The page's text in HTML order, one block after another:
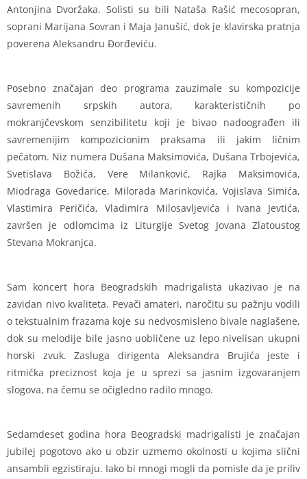
Antonjina Dvoržaka. Solisti su bili Nataša Rašić mecosopran,
soprani Marijana Sovran i Maja Janušić, dok je klavirska pratnja
poverena Aleksandru Đorđeviću.
Posebno značajan deo programa zauzimale su kompozicije
savremenih srpskih autora, karakterističnih po
mokranjčevskom senzibilitetu koji je bivao nadoograđen ili
savremenijim kompozicionim praksama ili jakim ličnim
pečatom. Niz numera Dušana Maksimovića, Dušana Trbojevića,
Svetislava Božića, Vere Milanković, Rajka Maksimovića,
Miodraga Govedarice, Milorada Marinkovića, Vojislava Simića,
Vlastimira Peričića, Vladimira Milosavljevića i Ivana Jevtića,
završen je odlomcima iz Liturgije Svetog Jovana Zlatoustog
Stevana Mokranjca.
Sam koncert hora Beogradskih madrigalista ukazivao je na
zavidan nivo kvaliteta. Pevači amateri, naročitu su pažnju vodili
o tekstualnim frazama koje su nedvosmisleno bivale naglašene,
dok su melodije bile jasno uobličene uz lepo nivelisan ukupni
horski zvuk. Zasluga dirigenta Aleksandra Brujića jeste i
ritmička preciznost koja je u sprezi sa jasnim izgovaranjem
slogova, na čemu se očigledno radilo mnogo.
Sedamdeset godina hora Beogradski madrigalisti je značajan
jubilej pogotovo ako u obzir uzmemo okolnosti u kojima slični
ansambli egzistiraju. Iako bi mnogi mogli da pomisle da je priliv